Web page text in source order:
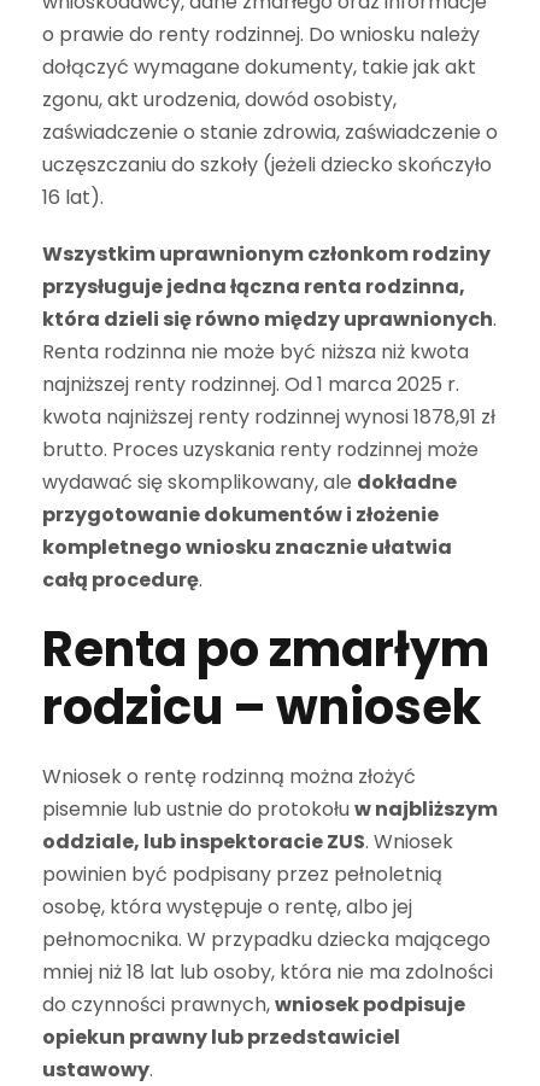
o prawie do renty rodzinnej. Do wniosku należy
dołączyć wymagane dokumenty, takie jak akt
zgonu, akt urodzenia, dowód osobisty,
zaświadczenie o stanie zdrowia, zaświadczenie o
uczęszczaniu do szkoły (jeżeli dziecko skończyło
16 lat).
Wszystkim uprawnionym członkom rodziny
przysługuje jedna łączna renta rodzinna,
która dzieli się równo między uprawnionych.
Renta rodzinna nie może być niższa niż kwota
najniższej renty rodzinnej. Od 1 marca 2025 r.
kwota najniższej renty rodzinnej wynosi 1878,91 zł
brutto. Proces uzyskania renty rodzinnej może
wydawać się skomplikowany, ale dokładne
przygotowanie dokumentów i złożenie
kompletnego wniosku znacznie ułatwia
całą procedurę.
Renta po zmarłym
rodzicu – wniosek
Wniosek o rentę rodzinną można złożyć
pisemnie lub ustnie do protokołuw najbliższym
oddziale, lub inspektoracie ZUS. Wniosek
powinien być podpisany przez pełnoletnią
osobę, która występuje o rentę, albo jej
pełnomocnika. W przypadku dziecka mającego
mniej niż 18 lat lub osoby, która nie ma zdolności
do czynności prawnych,wniosek podpisuje
opiekun prawny lub przedstawiciel
ustawowy.